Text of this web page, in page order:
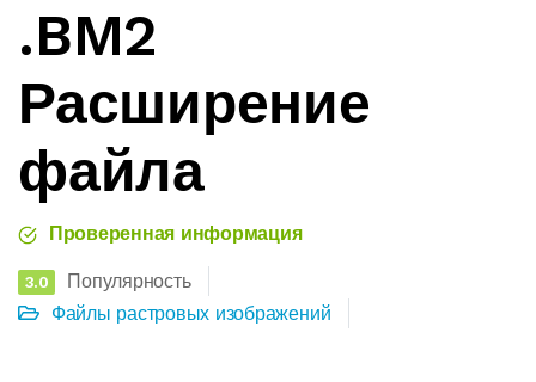
.BM2
Расширение
файла
Проверенная информация
3.0
Популярность
Файлы растровых изображений